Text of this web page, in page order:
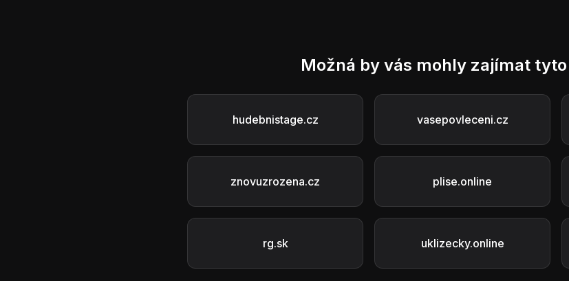
Možná by vás mohly zajímat
hudebnistage.cz vasepovleceni.cz
znovuzrozena.cz plise.online
rg.sk uklizecky.online